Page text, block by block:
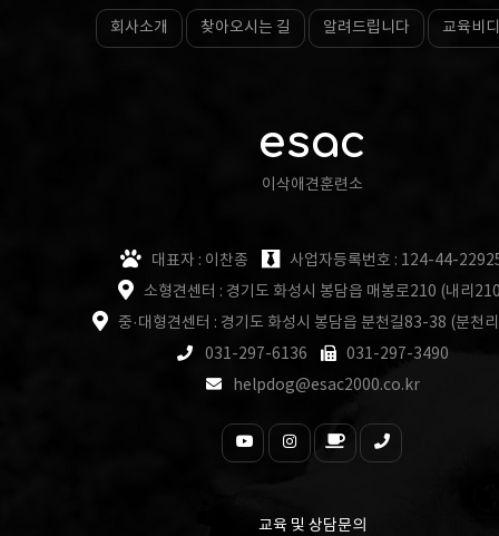
회사소개 찾아오시는 길 알려드립니다 교육비
esac
이삭애견훈련소
대표자 : 이찬종
사업자등록번호 : 124-44-
소형견센터 : 경기도 화성시 봉담읍 매봉로210 (내리
중·대형견센터 : 경기도 화성시 봉담읍 분천길83-38 (분천
031-297-6136
031-297-3490
helpdog@esac2000.co.kr
교육 및 상담문의